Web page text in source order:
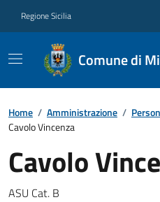
Regione Sicilia
Comune di
Home / Amministrazione /
Cavolo Vincenza
Cavolo
ASU Cat. B